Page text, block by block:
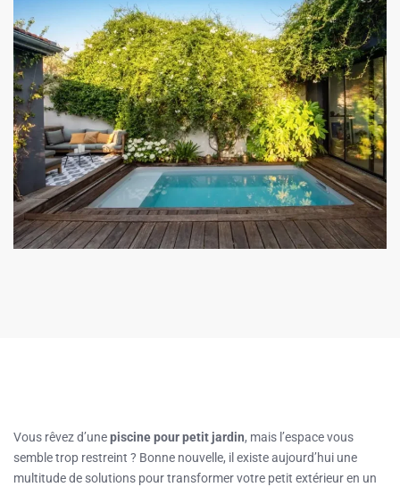
Vous rêvez d’unepiscine pour petit jardin, mais l’espace vous
semble trop restreint ? Bonne nouvelle, il existe aujourd’hui une
multitude de solutions pour transformer votre petit extérieur en un